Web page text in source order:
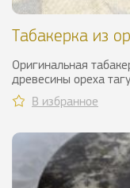
Табакерка из
Оригинальная
древесины ореха
В избранное